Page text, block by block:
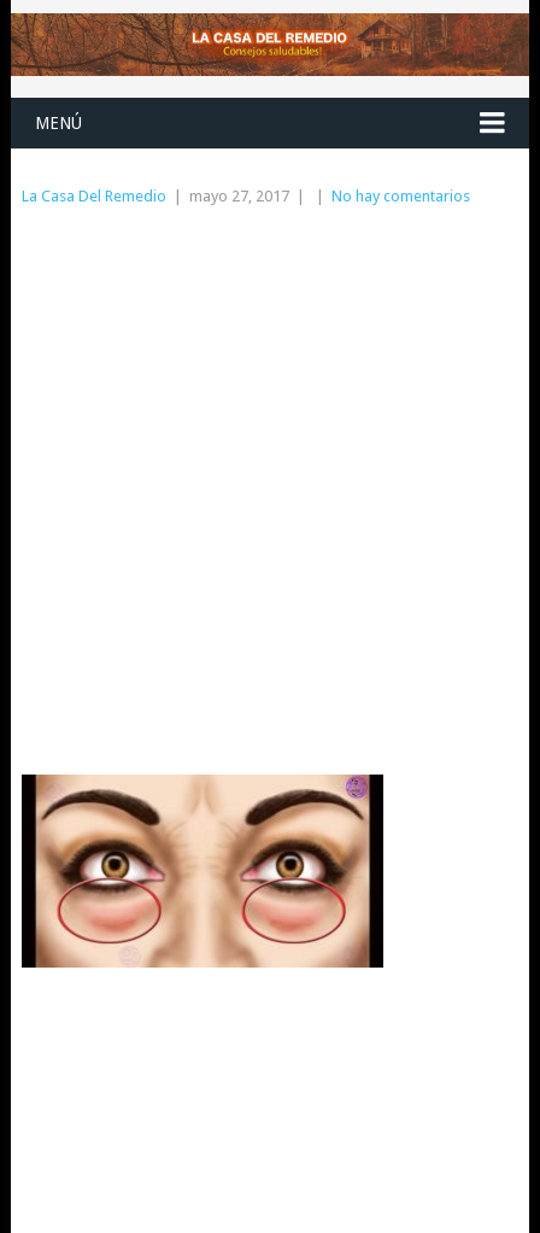
MENÚ
La Casa Del Remedio mayo 27, 2017 No hay comentarios